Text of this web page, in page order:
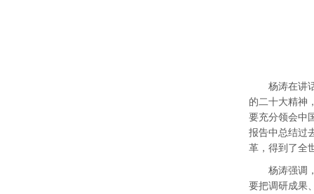
杨涛在讲
的二十大精神
要充分领会中
报告中总结过
革 ， 得到 了全
杨涛强调
要把调研成果